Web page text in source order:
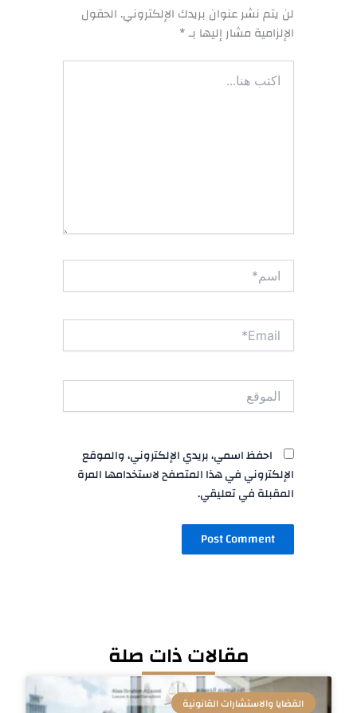
لن يتم نشر عنوان بريدك الإلكتروني.الحقول
الإلزامية مشار إليها بـ*
اكتب
هنا...
اسم*
Email*
الموقع
احفظ اسمي، بريدي الإلكتروني، والموقع
الإلكتروني في هذا المتصفح لاستخدامها المرة
المقبلة في تعليقي.
مقالات ذات صلة
القضايا والاستشارات القانونية